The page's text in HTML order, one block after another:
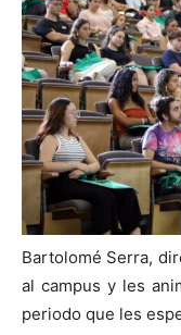
Bartolomé Serra,
al campus y les
periodo que les